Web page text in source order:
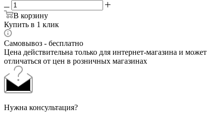
В корзину
Купить в 1 клик
Самовывоз - бесплатно
Цена действительна только для интернет-магазина и может
отличаться от цен в розничных магазинах
Нужна консультация?